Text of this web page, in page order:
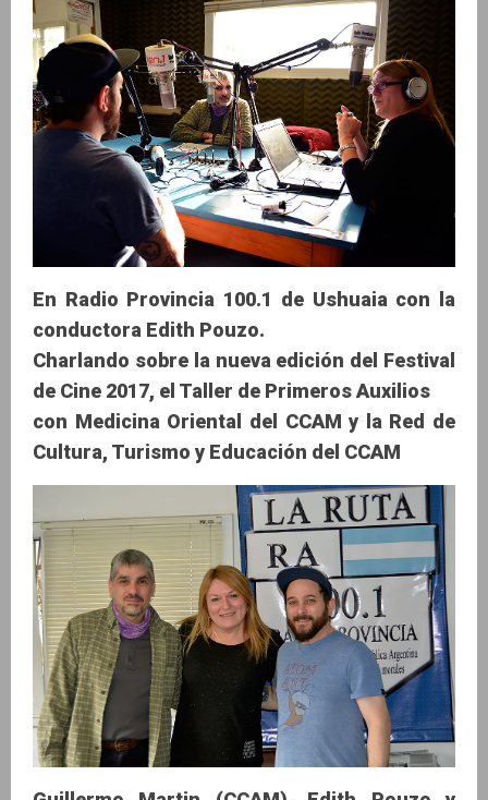
En Radio Provincia 100.1 de Ushuaia con la
conductora Edith Pouzo.
Charlando sobre la nueva edición del Festival
de Cine 2017, el Taller de Primeros Auxilios
con Medicina Oriental del CCAM y la Red de
Cultura, Turismo y Educación del CCAM